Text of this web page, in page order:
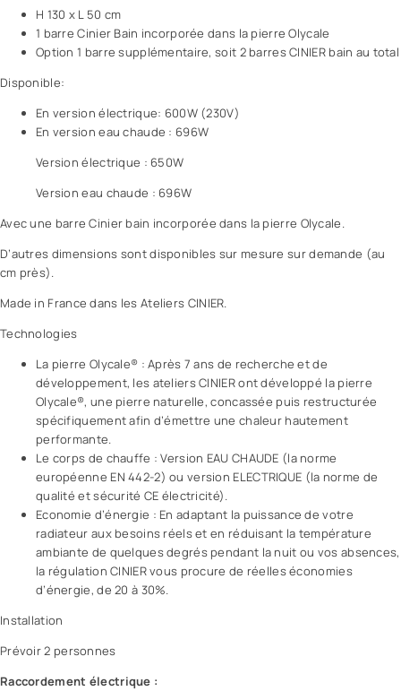
H 130 x L 50 cm
1 barre Cinier Bain incorporée dans la pierre Olycale
Option 1 barre supplémentaire, soit 2 barres CINIER bain au total
Disponible:
En version électrique: 600W (230V)
En version eau chaude : 696W
Version électrique : 650W
Version eau chaude : 696W
Avec une barre Cinier bain incorporée dans la pierre Olycale.
D’autres dimensions sont disponibles sur mesure sur demande (au
cm près).
Made in France dans les Ateliers CINIER.
Technologies
La pierre Olycale® : Après 7 ans de recherche et de
développement, les ateliers CINIER ont développé la pierre
Olycale®, une pierre naturelle, concassée puis restructurée
spécifiquement afin d’émettre une chaleur hautement
performante.
Le corps de chauffe : Version EAU CHAUDE (la norme
européenne EN 442-2) ou version ELECTRIQUE (la norme de
qualité et sécurité CE électricité).
Economie d’énergie : En adaptant la puissance de votre
radiateur aux besoins réels et en réduisant la température
ambiante de quelques degrés pendant la nuit ou vos absences,
la régulation CINIER vous procure de réelles économies
d’énergie, de 20 à 30%.
Installation
Prévoir 2 personnes
Raccordement électrique :